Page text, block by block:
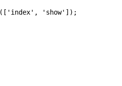
'show']);